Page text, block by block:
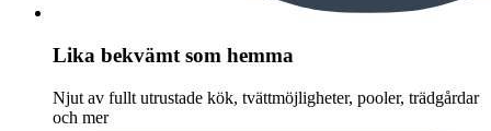
Lika bekvämt som hemma
Njut av fullt utrustade kök, tvättmöjligheter, pooler, trädgårdar
och mer